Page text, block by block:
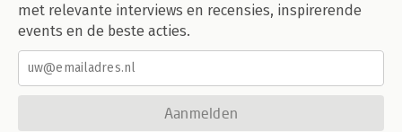
met relevante interviews en recensies, inspirerende
events en de beste acties.
Aanmelden